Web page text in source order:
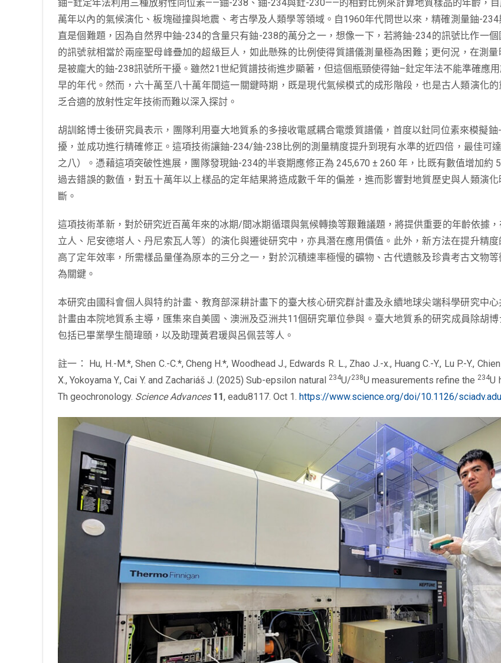
鈾–釷定年法利用三種放射性同位素——鈾-238、鈾-234與釷-230——的相對比例來計算地質樣品的年齡，
萬年以內的氣候演化、板塊碰撞與地震、考古學及人類學等領域。自1960年代問世以來，精確測量鈾-
直是個難題，因為自然界中鈾-234的含量只有鈾-238的萬分之一，想像一下，若將鈾-234的訊號比作一
的訊號就相當於兩座聖母峰疊加的超級巨人，如此懸殊的比例使得質譜儀測量極為困難；更何況，在測
是被龐大的鈾-238訊號所干擾。雖然21世紀質譜技術進步顯著，但這個瓶頸使得鈾–釷定年法不能準確應
早的年代。然而，六十萬至八十萬年間這一關鍵時期，既是現代氣候模式的成形階段，也是古人類演化
乏合適的放射性定年技術而難以深入探討。
胡訓銘博士後研究員表示，團隊利用臺大地質系的多接收電感耦合電漿質譜儀，首度以釷同位素來模擬
擾，並成功進行精確修正。這項技術讓鈾-234/鈾-238比例的測量精度提升到現有水準的近四倍，最佳可
之八）。憑藉這項突破性進展，團隊發現鈾-234的半衰期應修正為 245,670 ± 260 年，比既有數值增加約
過去錯誤的數值，對五十萬年以上樣品的定年結果將造成數千年的偏差，進而影響對地質歷史與人類演化
斷。
這項技術革新，對於研究近百萬年來的冰期/間冰期循環與氣候轉換等艱難議題，將提供重要的年齡依據
立人、尼安德塔人、丹尼索瓦人等）的演化與遷徙研究中，亦具潛在應用價值。此外，新方法在提升精
高了定年效率，所需樣品量僅為原本的三分之一，對於沉積速率極慢的礦物、古代遺骸及珍貴考古文物
為關鍵。
本研究由國科會個人與特約計畫、教育部深耕計畫下的臺大核心研究群計畫及永續地球尖端科學研究中
計畫由本院地質系主導，匯集來自美國、澳洲及亞洲共11個研究單位參與。臺大地質系的研究成員除胡
包括已畢業學生簡瑋頤，以及助理黃君瑗與呂佩芸等人。
註一： Hu, H.-M.*, Shen C.-C.*, Cheng H.*, Woodhead J., Edwards R. L., Zhao J.-x., Huang C.-Y., Lu P.-Y.,
X., Yokoyama Y., Cai Y. and Zachariáš J. (2025) Sub-epsilon natural 234U/238U measurements refine the 234U
Th geochronology. Science Advances 11, eadu8117. Oct 1. https://www.science.org/doi/10.1126/